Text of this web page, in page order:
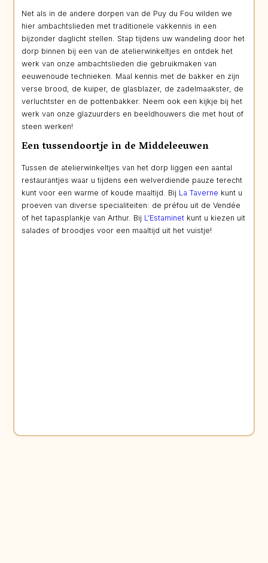
Net als in de andere dorpen van de Puy du Fou wilden we
hier ambachtslieden met traditionele vakkennis in een
bijzonder daglicht stellen. Stap tijdens uw wandeling door het
dorp binnen bij een van de atelierwinkeltjes en ontdek het
werk van onze ambachtslieden die gebruikmaken van
eeuwenoude technieken. Maal kennis met de bakker en zijn
verse brood, de kuiper, de glasblazer, de zadelmaakster, de
verluchtster en de pottenbakker. Neem ook een kijkje bij het
werk van onze glazuurders en beeldhouwers die met hout of
steen werken!
Een tussendoortje in de Middeleeuwen
Tussen de atelierwinkeltjes van het dorp liggen een aantal
restaurantjes waar u tijdens een welverdiende pauze terecht
kunt voor een warme of koude maaltijd. Bij La Taverne kunt u
proeven van diverse specialiteiten: de préfou uit de Vendée
of het tapasplankje van Arthur. Bij L’Estaminet kunt u kiezen uit
salades of broodjes voor een maaltijd uit het vuistje!